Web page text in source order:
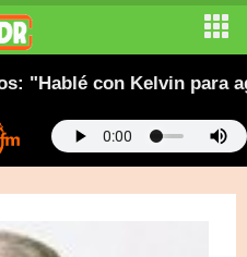
con Kelvin para